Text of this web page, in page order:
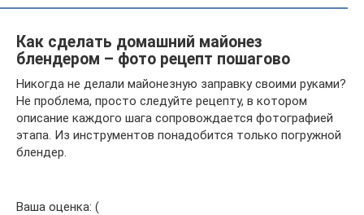
Как сделать домашний майонез
блендером – фото рецепт пошагово
Никогда не делали майонезную заправку своими руками?
Не проблема, просто следуйте рецепту, в котором
описание каждого шага сопровождается фотографией
этапа. Из инструментов понадобится только погружной
блендер.
Ваша оценка: (